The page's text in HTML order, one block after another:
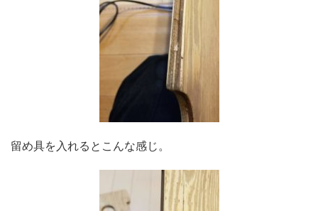
留め具を入れるとこんな感じ。